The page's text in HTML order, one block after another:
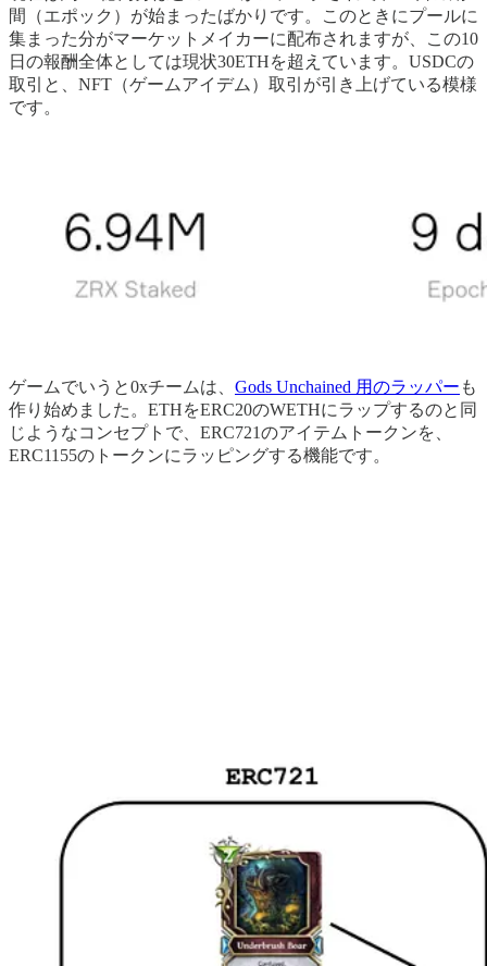
間（エポック）が始まったばかりです。このときにプールに
集まった分がマーケットメイカーに配布されますが、この10
日の報酬全体としては現状30ETHを超えています。USDCの
取引と、NFT（ゲームアイデム）取引が引き上げている模様
です。
ゲームでいうと0xチームは、 Gods Unchained 用のラッパー も
作り始めました。ETHをERC20のWETHにラップするのと同
じようなコンセプトで、ERC721のアイテムトークンを、
ERC1155のトークンにラッピングする機能です。